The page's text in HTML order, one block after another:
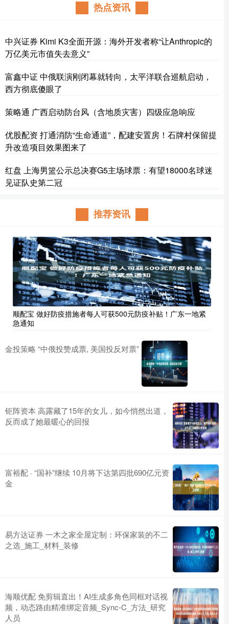
热点资讯
中兴证券 Kimi K3全面开源：海外开发者称“让Anthropic的
万亿美元市值失去意义”
富鑫中证 中俄联演刚闭幕就转向，太平洋联合巡航启动，
西方彻底傻眼了
策略通 广西启动防台风（含地质灾害）四级应急响应
优股配资 打通消防“生命通道”，配建安置房！石牌村保留提
升改造项目效果图来了
红盘 上海男篮公示总决赛G5主场球票：有望18000名球迷
见证队史第二冠
推荐资讯
顺配宝 做好防疫措施者每人可获500元防疫补贴！广东一地紧
急通知
金投策略 “中俄投赞成票, 美国投反对票”
钜阵资本 高露藏了15年的女儿，如今悄然出道，
反而成了她最暖心的回报
富裕配 · “国补”继续 10月将下达第四批690亿元资
金
易方达证券 一木之家全屋定制：环保家装的不二
之选_施工_材料_装修
海顺优配 免剪辑直出！AI生成多角色同框对话视
频，动态路由精准绑定音频_Sync-C_方法_研究
人员